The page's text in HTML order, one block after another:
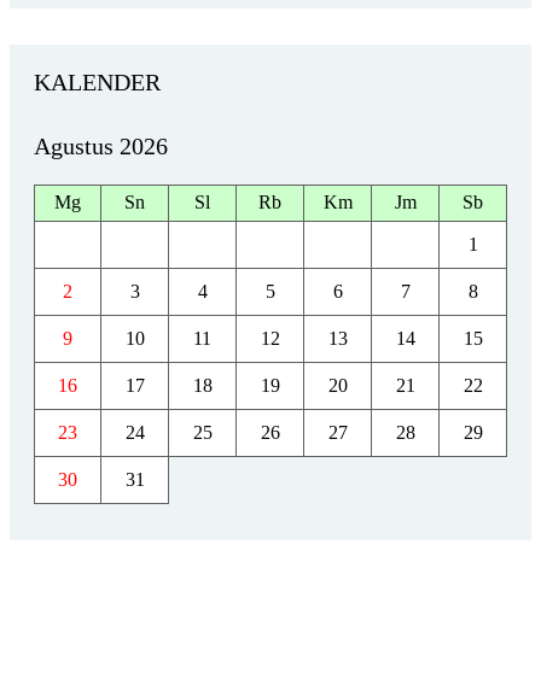
KALENDER
Agustus 2026
Mg Sn Sl Rb Km Jm Sb
1
2 3 4 5 6 7 8
9 10 11 12 13 14 15
16 17 18 19 20 21 22
23 24 25 26 27 28 29
30 31